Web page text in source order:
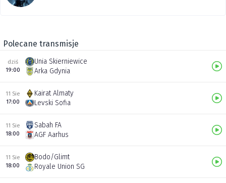
Polecane transmisje
dziś
19:00
Unia Skierniewice
Arka Gdynia
11 Sie
17:00
Kairat Almaty
Levski Sofia
11 Sie
18:00
Sabah FA
AGF Aarhus
11 Sie
18:00
Bodo/Glimt
Royale Union SG